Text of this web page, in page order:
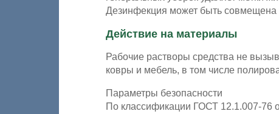
Дезинфекция может быть совмещена
Действие на материалы
Рабочие растворы средства не
ковры и мебель, в том числе
Параметры безопасности
По классификации ГОСТ 12.1.007-76